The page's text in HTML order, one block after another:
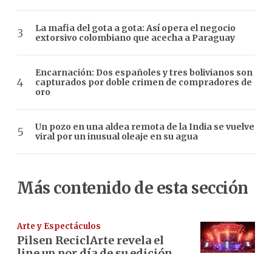
La mafia del gota a gota: Así opera el negocio
extorsivo colombiano que acecha a Paraguay
Encarnación: Dos españoles y tres bolivianos son
capturados por doble crimen de compradores de
oro
Un pozo en una aldea remota de la India se vuelve
viral por un inusual oleaje en su agua
Más contenido de esta sección
Arte y Espectáculos
Pilsen ReciclArte revela el